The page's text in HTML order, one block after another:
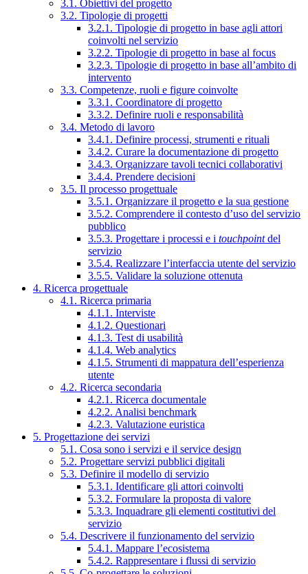
3.1. Obiettivi del progetto
3.2. Tipologie di progetti
3.2.1. Tipologie di progetto in base agli attori
coinvolti nel servizio
3.2.2. Tipologie di progetto in base al focus
3.2.3. Tipologie di progetto in base all’ambito di
intervento
3.3. Competenze, ruoli e figure coinvolte
3.3.1. Coordinatore di progetto
3.3.2. Definire ruoli e responsabilità
3.4. Metodo di lavoro
3.4.1. Definire processi, strumenti e rituali
3.4.2. Curare la documentazione di progetto
3.4.3. Organizzare tavoli tecnici collaborativi
3.4.4. Prendere decisioni
3.5. Il processo progettuale
3.5.1. Organizzare il progetto e la sua gestione
3.5.2. Comprendere il contesto d’uso del servizio
pubblico
3.5.3. Progettare i processi e i touchpointdel
servizio
3.5.4. Realizzare l’interfaccia utente del servizio
3.5.5. Validare la soluzione ottenuta
4. Ricerca progettuale
4.1. Ricerca primaria
4.1.1. Interviste
4.1.2. Questionari
4.1.3. Test di usabilità
4.1.4. Web analytics
4.1.5. Strumenti di mappatura dell’esperienza
utente
4.2. Ricerca secondaria
4.2.1. Ricerca documentale
4.2.2. Analisi benchmark
4.2.3. Valutazione euristica
5. Progettazione dei servizi
5.1. Cosa sono i servizi e il service design
5.2. Progettare servizi pubblici digitali
5.3. Definire il modello di servizio
5.3.1. Identificare gli attori coinvolti
5.3.2. Formulare la proposta di valore
5.3.3. Inquadrare gli elementi costitutivi del
servizio
5.4. Descrivere il funzionamento del servizio
5.4.1. Mappare l’ecosistema
5.4.2. Rappresentare i flussi di servizio